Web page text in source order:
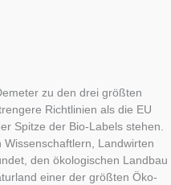
zu den drei größten
Richtlinien als die EU
Spitze der Bio-Labels stehen.
Landwirten
den ökologischen Landbau
einer der größten Öko-